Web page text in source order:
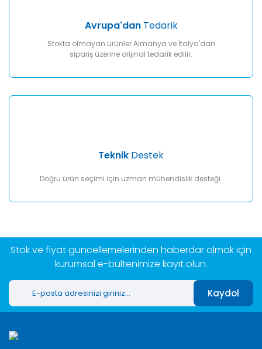
Avrupa'danTedarik
Stokta olmayan ürünler Almanya ve İtalya'dan
sipariş üzerine orijinal tedarik edilir.
Teknik Destek
Doğru ürün seçimi için uzman mühendislik desteği.
Stok ve fiyat güncellemelerinden haberdar olmak için
kurumsal e-bültenimize kayıt olun.
Kaydol